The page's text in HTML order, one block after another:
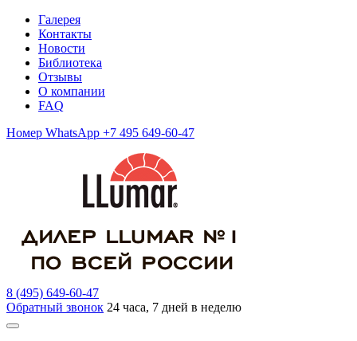
Галерея
Контакты
Новости
Библиотека
Отзывы
О компании
FAQ
Номер WhatsApp +7 495 649-60-47
8 (495) 649-60-47
Обратный звонок 24 часа, 7 дней в неделю